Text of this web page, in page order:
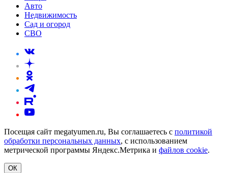
Авто
Недвижимость
Сад и огород
СВО
Посещая сайт megatyumen.ru, Вы соглашаетесь с политикой
обработки персональных данных, с использованием
метрической программы Яндекс.Метрика и файлов cookie.
ОК